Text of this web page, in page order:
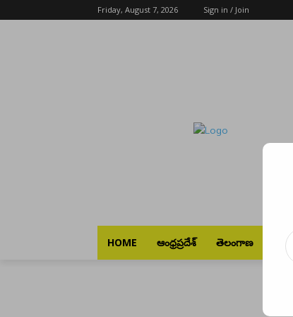
Friday, August 7, 2026 Sign in / Join
HOME ఆంధ్రప్రదేశ్ తెలంగాణ భారత్